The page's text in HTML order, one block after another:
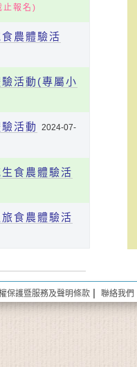
止報名)
農體驗活
活動(專屬小
活動
2024-07-
食農體驗活
食農體驗活
保護暨服務及聲明條款 | 聯絡我們